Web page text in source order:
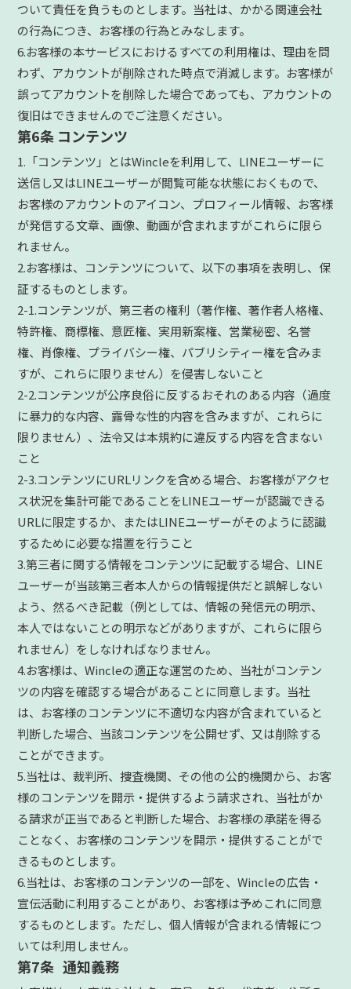
ついて責任を負うものとします。当社は、かかる関連会社
の行為につき、お客様の行為とみなします。
6.お客様の本サービスにおけるすべての利用権は、理由を問
わず、アカウントが削除された時点で消滅します。お客様が
誤ってアカウントを削除した場合であっても、アカウントの
復旧はできませんのでご注意ください。
第6条 コンテンツ
1.「コンテンツ」とはWincleを利用して、LINEユーザーに
送信し又はLINEユーザーが閲覧可能な状態におくもので、
お客様のアカウントのアイコン、プロフィール情報、お客様
が発信する文章、画像、動画が含まれますがこれらに限ら
れません。
2.お客様は、コンテンツについて、以下の事項を表明し、保
証するものとします。
2-1.コンテンツが、第三者の権利（著作権、著作者人格権、
特許権、商標権、意匠権、実用新案権、営業秘密、名誉
権、肖像権、プライバシー権、パブリシティー権を含みま
すが、これらに限りません）を侵害しないこと
2-2.コンテンツが公序良俗に反するおそれのある内容（過度
に暴力的な内容、露骨な性的内容を含みますが、これらに
限りません）、法令又は本規約に違反する内容を含まない
こと
2-3.コンテンツにURLリンクを含める場合、お客様がアクセ
ス状況を集計可能であることをLINEユーザーが認識できる
URLに限定するか、またはLINEユーザーがそのように認識
するために必要な措置を行うこと
3.第三者に関する情報をコンテンツに記載する場合、LINE
ユーザーが当該第三者本人からの情報提供だと誤解しない
よう、然るべき記載（例としては、情報の発信元の明示、
本人ではないことの明示などがありますが、これらに限ら
れません）をしなければなりません。
4.お客様は、Wincleの適正な運営のため、当社がコンテン
ツの内容を確認する場合があることに同意します。当社
は、お客様のコンテンツに不適切な内容が含まれていると
判断した場合、当該コンテンツを公開せず、又は削除する
ことができます。
5.当社は、裁判所、捜査機関、その他の公的機関から、お客
様のコンテンツを開示・提供するよう請求され、当社がか
る請求が正当であると判断した場合、お客様の承諾を得る
ことなく、お客様のコンテンツを開示・提供することがで
きるものとします。
6.当社は、お客様のコンテンツの一部を、Wincleの広告・
宣伝活動に利用することがあり、お客様は予めこれに同意
するものとします。ただし、個人情報が含まれる情報につ
いては利用しません。
第7条 通知義務